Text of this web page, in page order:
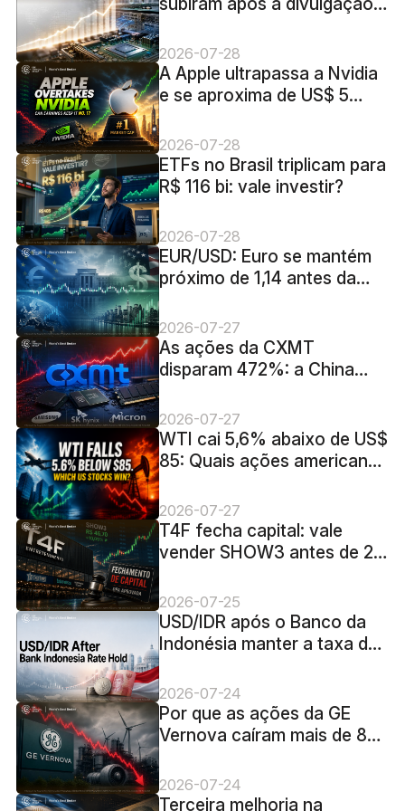
dos resultados: crescimento
de 62% e o teste de US$
6,35 bilhões no quarto
trimestre
2026-07-28
A Apple ultrapassa a Nvidia
e se aproxima de US$ 5
trilhões. Será que os lucros
conseguirão mantê-la na
liderança?
2026-07-28
ETFs no Brasil triplicam para
R$ 116 bi: vale investir?
2026-07-28
EUR/USD: Euro se mantém
próximo de 1,14 antes da
decisão do Fed
2026-07-27
As ações da CXMT
disparam 472%: a China
conseguirá desbancar as
três grandes fabricantes de
chips de memória?
2026-07-27
WTI cai 5,6% abaixo de US$
85: Quais ações americanas
se saem melhor?
2026-07-27
T4F fecha capital: vale
vender SHOW3 antes de 20
2026-07-25
USD/IDR após o Banco da
Indonésia manter a taxa de
juros em 5,75%: a rupia
pode se recuperar?
2026-07-24
Por que as ações da GE
Vernova caíram mais de 8%
após a divulgação dos
resultados
2026-07-24
Terceira melhoria na